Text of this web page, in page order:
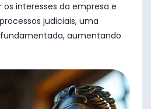
interesses da empresa e
judiciais, uma
aumentando